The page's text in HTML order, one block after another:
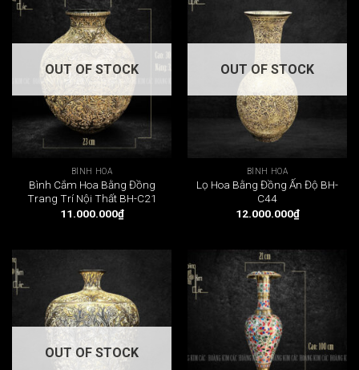
OUT OF STOCK
BÌNH HOA
Bình Cắm Hoa Bằng Đồng
Trang Trí Nội Thất BH-C21
11.000.000₫
OUT OF STOCK
BÌNH HOA
Lọ Hoa Bằng Đồng Ấn Độ BH-
C44
12.000.000₫
OUT OF STOCK